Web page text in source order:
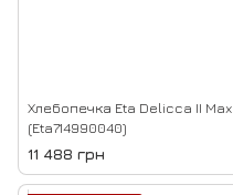
Хлебопечка Eta Delicca II Max
(Eta714990040)
11 488 грн